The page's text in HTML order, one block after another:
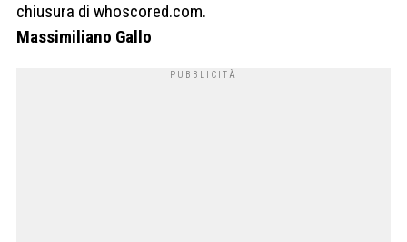
chiusura di whoscored.com.
Massimiliano Gallo